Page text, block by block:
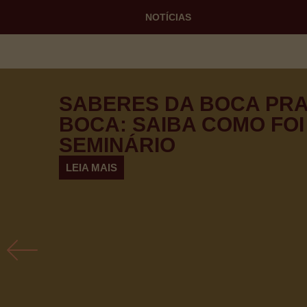
NOTÍCIAS
SABERES DA BOCA PRA
BOCA: SAIBA COMO
SEMINÁRIO
LEIA MAIS